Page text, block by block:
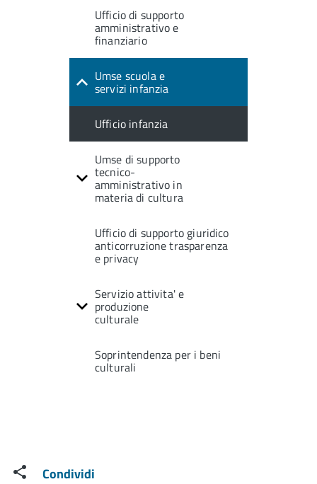
Ufficio di supporto
amministrativo e
finanziario
Umse scuola e
servizi infanzia
Ufficio infanzia
Umse di supporto
tecnico-
amministrativo in
materia di cultura
Ufficio di supporto giuridico
anticorruzione trasparenza
e privacy
Servizio attivita' e
produzione
culturale
Soprintendenza per i beni
culturali
Condividi